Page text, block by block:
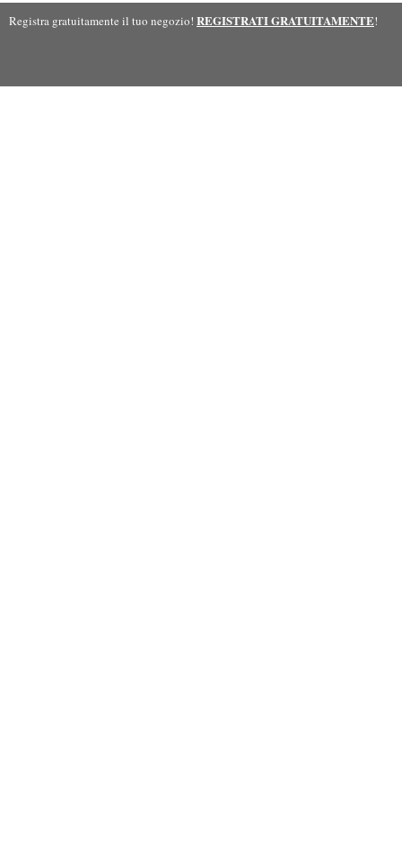
Registra gratuitamente il tuo negozio! REGISTRATI GRATUITAMENTE!